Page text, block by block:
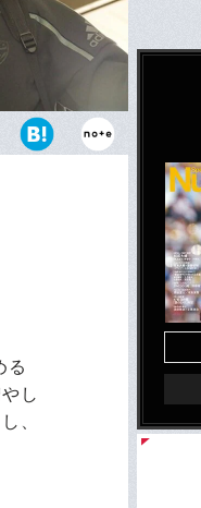
昇格への大きな推
る
し
、